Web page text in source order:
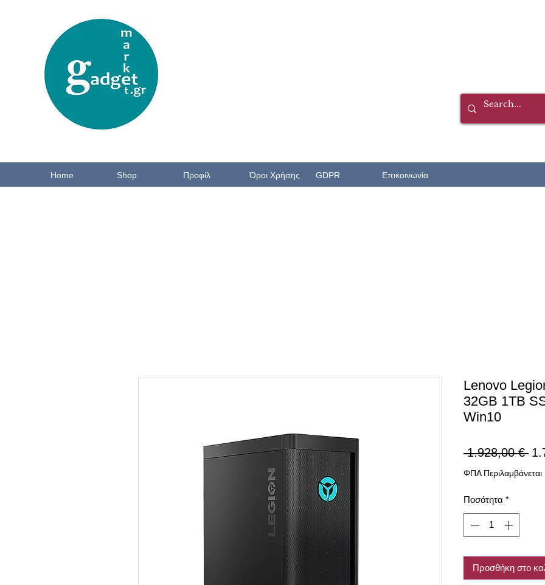
Home Shop Προφίλ Όροι Χρήσης GDPR Επικοινωνία
Lenovo
32GB 1TB
Win10
1.928,00 €
τιμή
ΦΠΑ Περιλαμβάνεται
Ποσότητα *
Προσθήκη στο